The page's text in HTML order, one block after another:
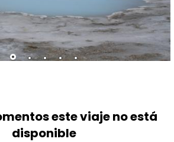
este viaje no está
disponible